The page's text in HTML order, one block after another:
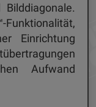
Einrichtung
Aufwand